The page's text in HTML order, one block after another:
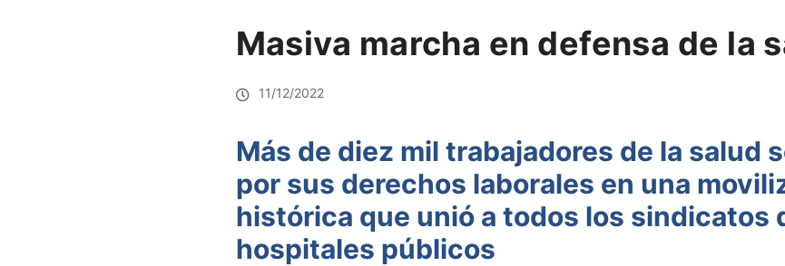
Masiva marcha en defensa de la
11/12/2022
Más de diez mil trabajadores de la salud
por sus derechos laborales en una
histórica que unió a todos los sindicatos
hospitales públicos